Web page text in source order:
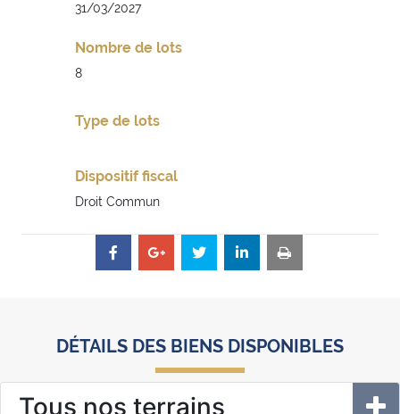
31/03/2027
Nombre de lots
8
Type de lots
Dispositif fiscal
Droit Commun
DÉTAILS DES BIENS DISPONIBLES
Tous nos terrains